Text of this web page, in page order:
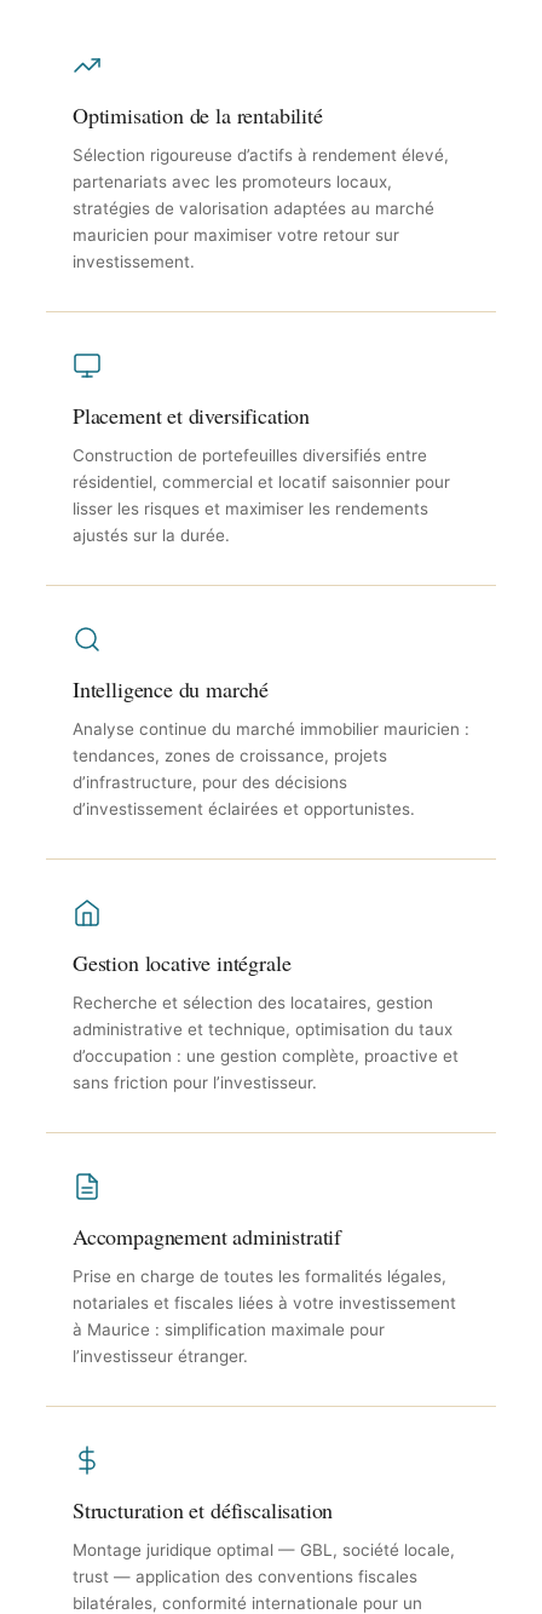
Optimisation de la rentabilité
Sélection rigoureuse d’actifs à rendement élevé,
partenariats avec les promoteurs locaux,
stratégies de valorisation adaptées au marché
mauricien pour maximiser votre retour sur
investissement.
Placement et diversification
Construction de portefeuilles diversifiés entre
résidentiel, commercial et locatif saisonnier pour
lisser les risques et maximiser les rendements
ajustés sur la durée.
Intelligence du marché
Analyse continue du marché immobilier mauricien :
tendances, zones de croissance, projets
d’infrastructure, pour des décisions
d’investissement éclairées et opportunistes.
Gestion locative intégrale
Recherche et sélection des locataires, gestion
administrative et technique, optimisation du taux
d’occupation : une gestion complète, proactive et
sans friction pour l’investisseur.
Accompagnement administratif
Prise en charge de toutes les formalités légales,
notariales et fiscales liées à votre investissement
à Maurice : simplification maximale pour
l’investisseur étranger.
Structuration et défiscalisation
Montage juridique optimal — GBL, société locale,
trust — application des conventions fiscales
bilatérales, conformité internationale pour un